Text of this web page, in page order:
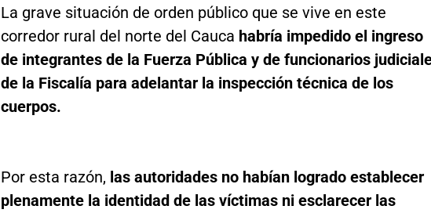
La grave situación de orden público que se vive en este
corredor rural del norte del Cauca habría impedido el ingreso
de integrantes de la Fuerza Pública y de funcionarios
de la Fiscalía para adelantar la inspección técnica de los
cuerpos.
Por esta razón, las autoridades no habían logrado establecer
plenamente la identidad de las víctimas ni esclarecer las